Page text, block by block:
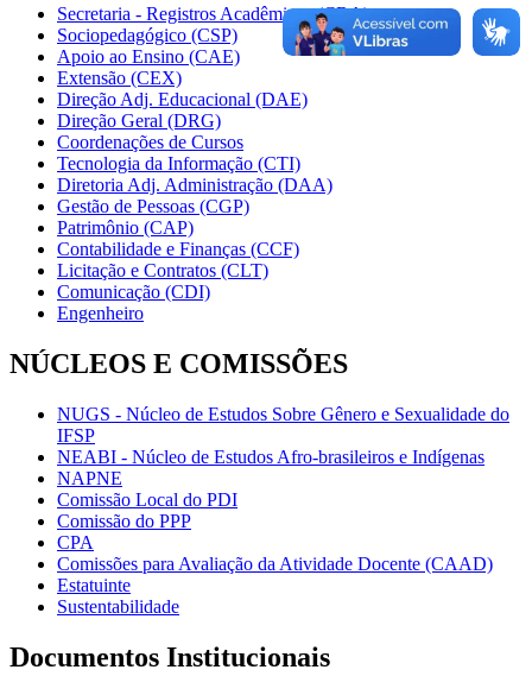
Secretaria - Registros Acadêmicos (CRA)
Sociopedagógico (CSP)
Apoio ao Ensino (CAE)
Extensão (CEX)
Direção Adj. Educacional (DAE)
Direção Geral (DRG)
Coordenações de Cursos
Tecnologia da Informação (CTI)
Diretoria Adj. Administração (DAA)
Gestão de Pessoas (CGP)
Patrimônio (CAP)
Contabilidade e Finanças (CCF)
Licitação e Contratos (CLT)
Comunicação (CDI)
Engenheiro
NÚCLEOS E COMISSÕES
NUGS - Núcleo de Estudos Sobre Gênero e Sexualidade do
IFSP
NEABI - Núcleo de Estudos Afro-brasileiros e Indígenas
NAPNE
Comissão Local do PDI
Comissão do PPP
CPA
Comissões para Avaliação da Atividade Docente (CAAD)
Estatuinte
Sustentabilidade
Documentos Institucionais